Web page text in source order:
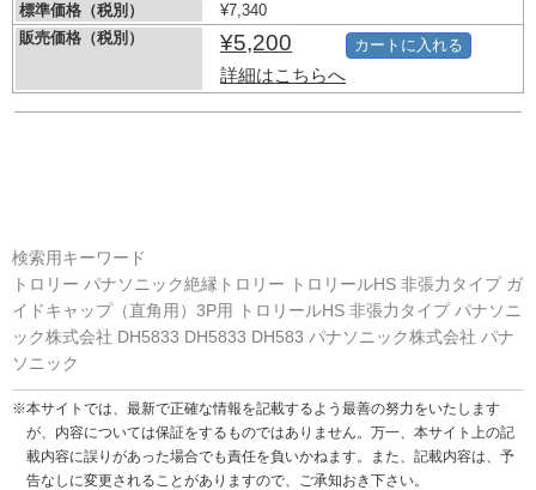
標準価格（税別）
¥7,340
販売価格（税別）
¥5,200
詳細はこちらへ
カートに入れる
検索用キーワード
トロリー パナソニック絶縁トロリー トロリールHS 非張力タイプ ガ
イドキャップ（直角用）3P用 トロリールHS 非張力タイプ パナソニ
ック株式会社 DH5833 DH5833 DH583 パナソニック株式会社 パナ
ソニック
※本サイトでは、最新で正確な情報を記載するよう最善の努力をいたします
が、内容については保証をするものではありません。万一、本サイト上の記
載内容に誤りがあった場合でも責任を負いかねます。また、記載内容は、予
告なしに変更されることがありますので、ご承知おき下さい。